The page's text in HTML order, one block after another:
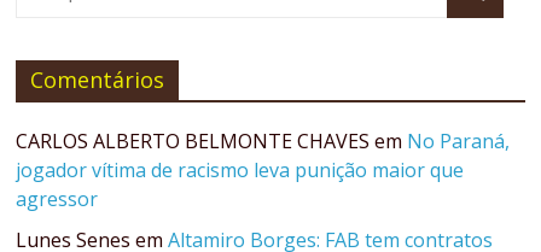
Comentários
CARLOS ALBERTO BELMONTE CHAVES em No Paraná,
jogador vítima de racismo leva punição maior que
agressor
Lunes Senes emAltamiro Borges: FAB tem contratos